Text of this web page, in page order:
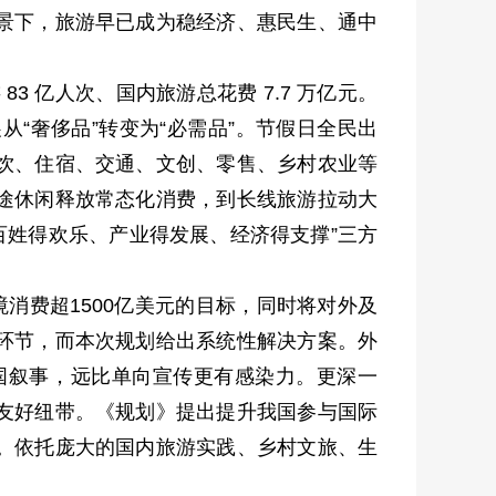
下，旅游早已成为稳经济、惠民生、通中
亿人次、国内旅游总花费 7.7 万亿元。
奢侈品”转变为“必需品”。节假日全民出
、住宿、交通、文创、零售、乡村农业等
休闲释放常态化消费，到长线旅游拉动大
得欢乐、产业得发展、经济得支撑”三方
费超1500亿美元的目标，同时将对外及
节，而本次规划给出系统性解决方案。外
事，远比单向宣传更有感染力。更深一
好纽带。《规划》提出提升我国参与国际
依托庞大的国内旅游实践、乡村文旅、生